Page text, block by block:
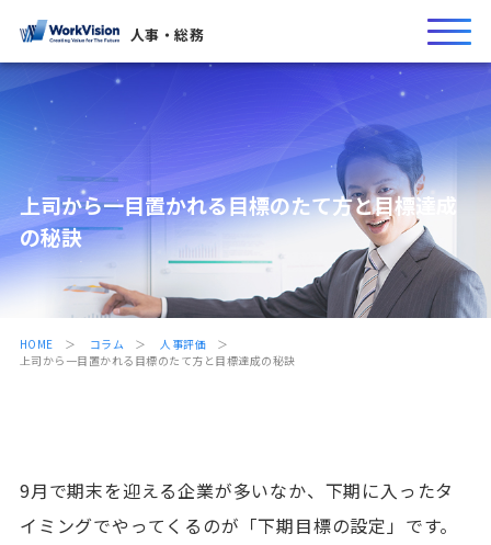
人事・総務
上司から一目置かれる目標のたて方と目標達成
の秘訣
HOME コラム
人事評価
上司から一目置かれる目標のたて方と目標達成の秘訣
9月で期末を迎える企業が多いなか、下期に入ったタ
イミングでやってくるのが「下期目標の設定」です。